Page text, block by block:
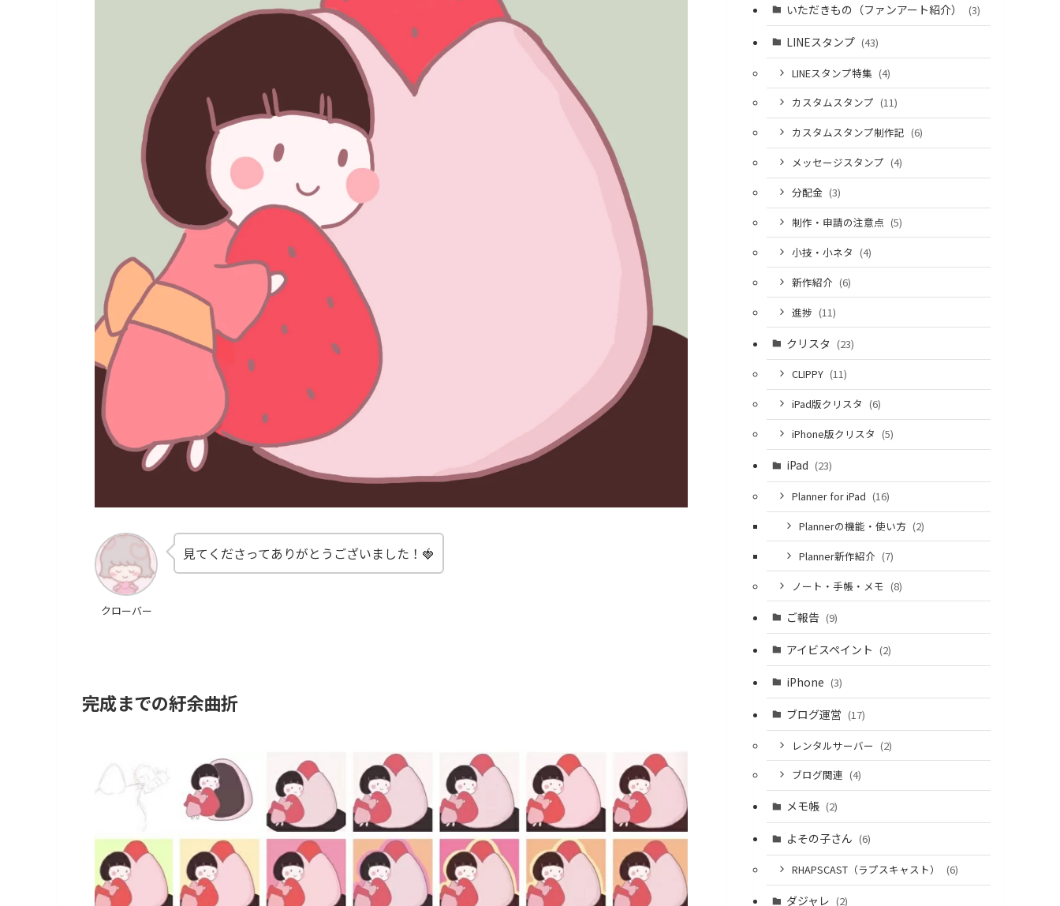
クローバー
見てくださってありがとうございました！🍓
完成までの紆余曲折
いただきもの（ファンアート紹介） (3)
LINEスタンプ (43)
LINEスタンプ特集 (4)
カスタムスタンプ (11)
カスタムスタンプ制作記 (6)
メッセージスタンプ (4)
分配金 (3)
制作・申請の注意点 (5)
小技・小ネタ (4)
新作紹介 (6)
進捗 (11)
クリスタ (23)
CLIPPY (11)
iPad版クリスタ (6)
iPhone版クリスタ (5)
iPad (23)
Planner for iPad (16)
Plannerの機能・使い方 (2)
Planner新作紹介 (7)
ノート・手帳・メモ (8)
ご報告 (9)
アイビスペイント (2)
iPhone (3)
ブログ運営 (17)
レンタルサーバー (2)
ブログ関連 (4)
メモ帳 (2)
よその子さん (6)
RHAPSCAST（ラプスキャスト） (6)
ダジャレ (2)